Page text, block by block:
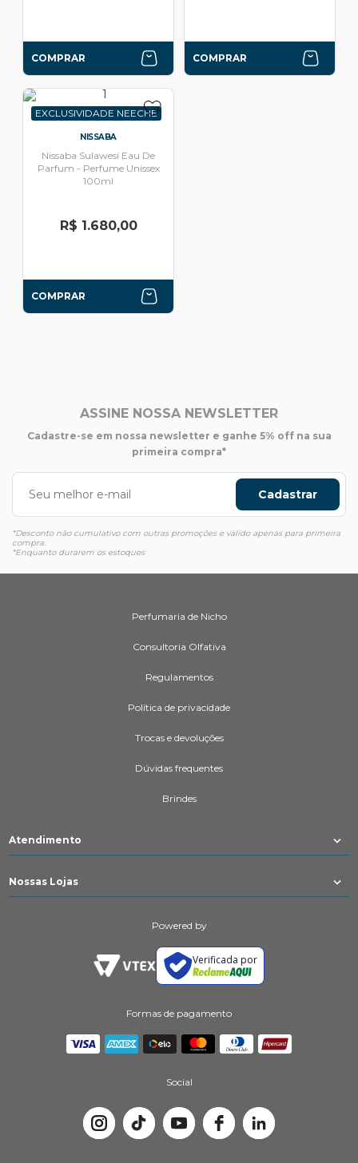
COMPRAR COMPRAR
EXCLUSIVIDADE NEECHE
NISSABA
Nissaba Sulawesi Eau De
Parfum - Perfume Unissex
100ml
R$ 1.680,00
COMPRAR
ASSINE NOSSA NEWSLETTER
Cadastre-se em nossa newsletter e ganhe 5% off na sua
primeira compra*
Cadastrar
*Desconto não cumulativo com outras promoções e válido apenas para primeira
compra.
*Enquanto durarem os estoques
Perfumaria de Nicho
Consultoria Olfativa
Regulamentos
Política de privacidade
Trocas e devoluções
Dúvidas frequentes
Brindes
Atendimento
Nossas Lojas
Powered by
Verificada por
Formas de pagamento
Social